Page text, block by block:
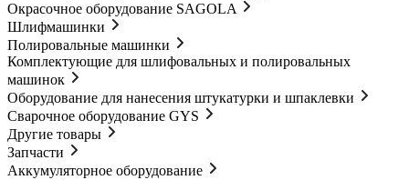
Окрасочное оборудование SAGOLA
Шлифмашинки
Полировальные машинки
Комплектующие для шлифовальных и полировальных
машинок
Оборудование для нанесения штукатурки и шпаклевки
Сварочное оборудование GYS
Другие товары
Запчасти
Аккумуляторное оборудование